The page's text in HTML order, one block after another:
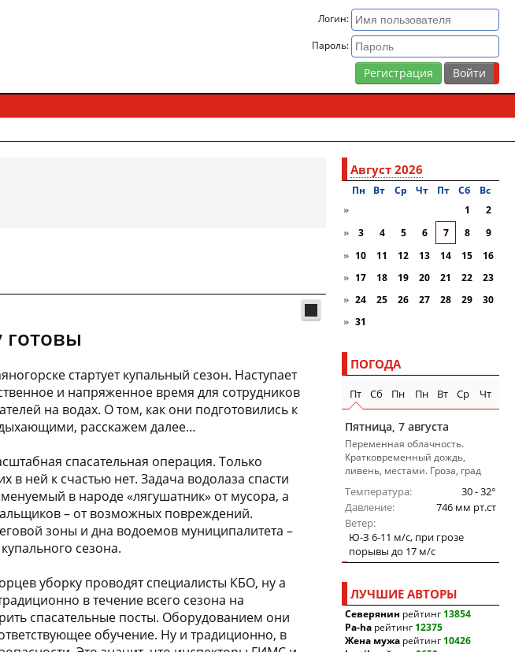
Логин:
Пароль:
Регистрация
готовы
стартует купальный сезон. Наступает
и напряженное время для сотрудников
на водах. О том, как они подготовились к
расскажем далее…
спасательная операция. Только
в ней к счастью нет. Задача водолаза спасти
в народе «лягушатник» от мусора, а
– от возможных повреждений.
зоны и дна водоемов муниципалитета –
сезона.
уборку проводят специалисты КБО, ну а
в течение всего сезона на
спасательные посты. Оборудованием они
обучение. Ну и традиционно, в
Август 2026
Пн Вт Ср Чт Пт Сб
Вc
»
1
2
»
3 4 5 6 7 8
9
» 10 11 12 13 14 15
16
» 17 18 19 20 21 22
23
» 24 25 26 27 28 29
30
» 31
ПОГОДА
Пт Сб Пн Пн Вт Ср Чт
Пятница, 7 августа
Переменная облачность.
Кратковременный дождь,
ливень, местами. Гроза, град
Температура
30 - 32°
Давление
746 мм рт.ст
Ветер
Ю-З 6-11 м/c, при грозе
порывы до 17 м/c
ЛУЧШИЕ АВТОРЫ
Северянин рейтинг 13854
Pa-ha рейтинг 12375
Жена мужа рейтинг 10426